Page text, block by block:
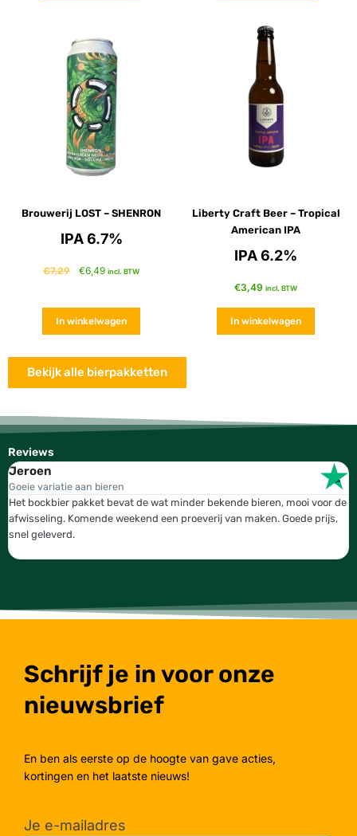
Brouwerij LOST – SHENRON
IPA 6.7%
€7,29 €6,49 incl. BTW
In winkelwagen
Liberty Craft Beer – Tropical
American IPA
IPA 6.2%
€3,49 incl. BTW
In winkelwagen
Bekijk alle bierpakketten
Reviews
Jeroen
Goeie variatie aan bieren
Het bockbier pakket bevat de wat minder bekende bieren, mooi voor de
afwisseling. Komende weekend een proeverij van maken. Goede prijs,
snel geleverd.
Schrijf je in voor onze
nieuwsbrief
En ben als eerste op de hoogte van gave acties,
kortingen en het laatste nieuws!
Je e-mailadres